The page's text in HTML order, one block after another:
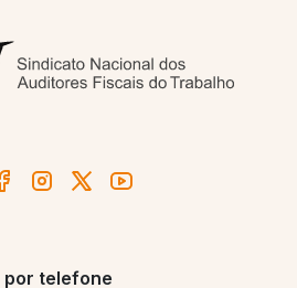
por telefone